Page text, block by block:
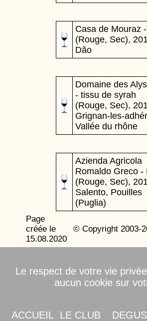
Casa de Mouraz
(Rouge, Sec),
Dão
Domaine des
- tissu de syrah
(Rouge, Sec),
Grignan-les-
Vallée du rhône
Azienda Agricola
Romaldo Greco -
(Rouge, Sec),
Salento, Pouilles
(Puglia)
Page
créée le
15.08.2020
© Copyright 2003-
Le respect de votre vie
aucun cookie sur
ACCUEIL LE CLUB